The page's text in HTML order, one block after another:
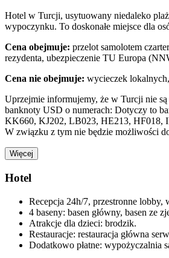
Hotel w Turcji, usytuowany niedaleko
wypoczynku. To doskonałe miejsce dla
Cena obejmuje: przelot samolotem
rezydenta, ubezpieczenie TU Europa
Cena nie obejmuje: wycieczek
Uprzejmie informujemy, że w Turcji nie
banknoty USD o numerach: Dotyczy to
KK660, KJ202, LB023, HE213, HF018,
W związku z tym nie będzie możliwości
Więcej
Hotel
Recepcja 24h/7, przestronne
4 baseny: basen główny, basen ze
Atrakcje dla dzieci: brodzik.
Restauracje: restauracja główna
Dodatkowo płatne: wypożyczalnia